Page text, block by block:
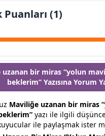
(1)
uzanan bir miras “yolun
beklerim” Yazısına Yorum
Maviliğe uzanan bir miras
yazı ile ilgili
ile paylaşmak ister